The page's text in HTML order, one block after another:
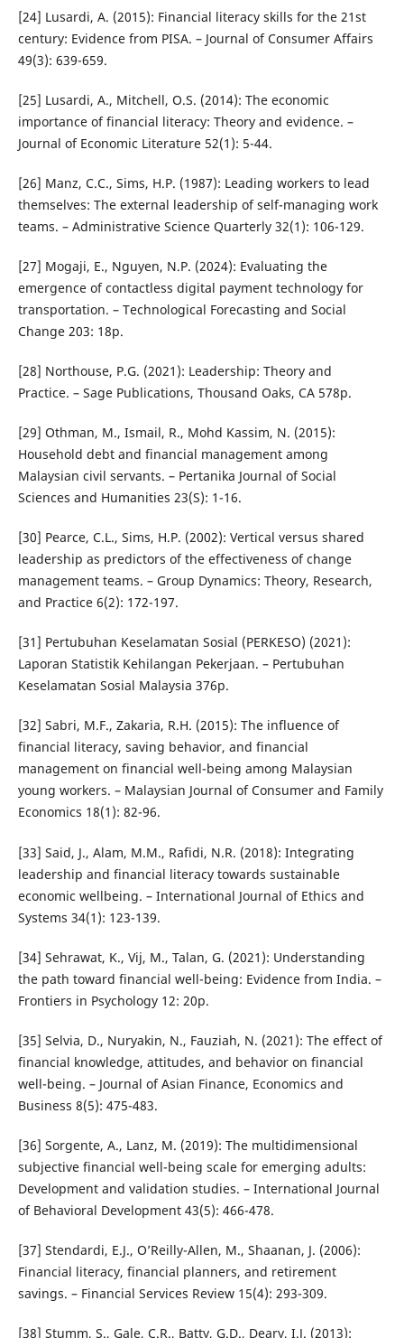
[24] Lusardi, A. (2015): Financial literacy skills for the 21st
century: Evidence from PISA. – Journal of Consumer Affairs
49(3): 639-659.
[25] Lusardi, A., Mitchell, O.S. (2014): The economic
importance of financial literacy: Theory and evidence. –
Journal of Economic Literature 52(1): 5-44.
[26] Manz, C.C., Sims, H.P. (1987): Leading workers to lead
themselves: The external leadership of self-managing work
teams. – Administrative Science Quarterly 32(1): 106-129.
[27] Mogaji, E., Nguyen, N.P. (2024): Evaluating the
emergence of contactless digital payment technology for
transportation. – Technological Forecasting and Social
Change 203: 18p.
[28] Northouse, P.G. (2021): Leadership: Theory and
Practice. – Sage Publications, Thousand Oaks, CA 578p.
[29] Othman, M., Ismail, R., Mohd Kassim, N. (2015):
Household debt and financial management among
Malaysian civil servants. – Pertanika Journal of Social
Sciences and Humanities 23(S): 1-16.
[30] Pearce, C.L., Sims, H.P. (2002): Vertical versus shared
leadership as predictors of the effectiveness of change
management teams. – Group Dynamics: Theory, Research,
and Practice 6(2): 172-197.
[31] Pertubuhan Keselamatan Sosial (PERKESO) (2021):
Laporan Statistik Kehilangan Pekerjaan. – Pertubuhan
Keselamatan Sosial Malaysia 376p.
[32] Sabri, M.F., Zakaria, R.H. (2015): The influence of
financial literacy, saving behavior, and financial
management on financial well-being among Malaysian
young workers. – Malaysian Journal of Consumer and Family
Economics 18(1): 82-96.
[33] Said, J., Alam, M.M., Rafidi, N.R. (2018): Integrating
leadership and financial literacy towards sustainable
economic wellbeing. – International Journal of Ethics and
Systems 34(1): 123-139.
[34] Sehrawat, K., Vij, M., Talan, G. (2021): Understanding
the path toward financial well-being: Evidence from India. –
Frontiers in Psychology 12: 20p.
[35] Selvia, D., Nuryakin, N., Fauziah, N. (2021): The effect of
financial knowledge, attitudes, and behavior on financial
well-being. – Journal of Asian Finance, Economics and
Business 8(5): 475-483.
[36] Sorgente, A., Lanz, M. (2019): The multidimensional
subjective financial well-being scale for emerging adults:
Development and validation studies. – International Journal
of Behavioral Development 43(5): 466-478.
[37] Stendardi, E.J., O’Reilly-Allen, M., Shaanan, J. (2006):
Financial literacy, financial planners, and retirement
savings. – Financial Services Review 15(4): 293-309.
[38] Stumm, S., Gale, C.R., Batty, G.D., Deary, I.J. (2013):